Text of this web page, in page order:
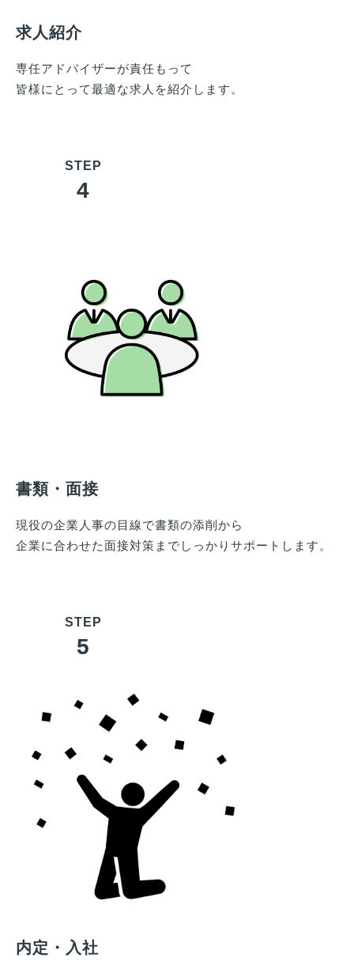
求人紹介
専任アドバイザーが責任もって
皆様にとって最適な求人を紹介します。
4
書類・面接
現役の企業人事の目線で書類の添削から
企業に合わせた面接対策までしっかりサポートします。
5
内定・入社